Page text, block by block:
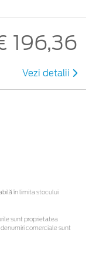
196,36
Vezi detalii
în limita stocului
sunt proprietatea
denumiri comerciale sunt